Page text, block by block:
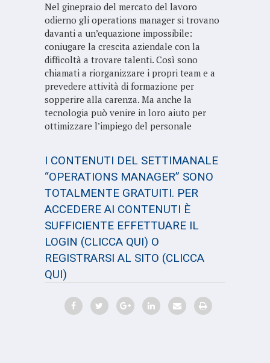
Nel ginepraio del mercato del lavoro
odierno gli operations manager si trovano
davanti a un’equazione impossibile:
coniugare la crescita aziendale con la
difficoltà a trovare talenti. Così sono
chiamati a riorganizzare i propri team e a
prevedere attività di formazione per
sopperire alla carenza. Ma anche la
tecnologia può venire in loro aiuto per
ottimizzare l’impiego del personale
I CONTENUTI DEL SETTIMANALE
“OPERATIONS MANAGER” SONO
TOTALMENTE GRATUITI. PER
ACCEDERE AI CONTENUTI È
SUFFICIENTE EFFETTUARE IL
LOGIN (CLICCA QUI) O
REGISTRARSI AL SITO (CLICCA
QUI)